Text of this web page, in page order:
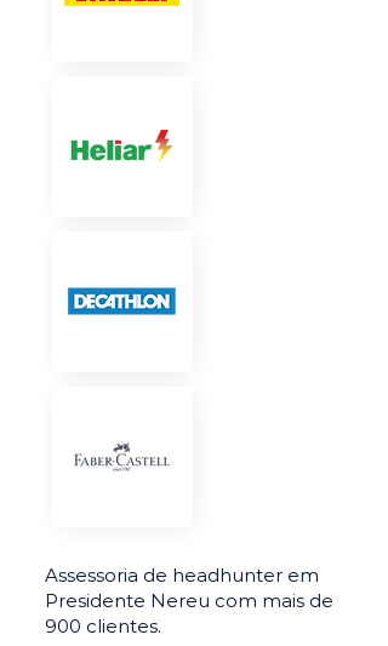
Assessoria de headhunter em
Presidente Nereu com mais de
900 clientes.